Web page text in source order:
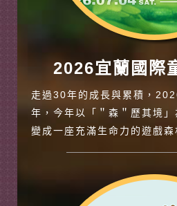
2026宜蘭國際
走過30年的成長與累積，
年，今年以「＂森＂歷其境
變成一座充滿生命力的遊戲森